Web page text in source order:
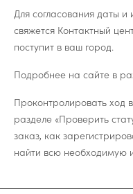
Для согласования даты
свяжется Контактный
поступит в ваш город.
Подробнее на сайте в
Проконтролировать ход
разделе «Проверить
заказ, как
найти всю необходимую